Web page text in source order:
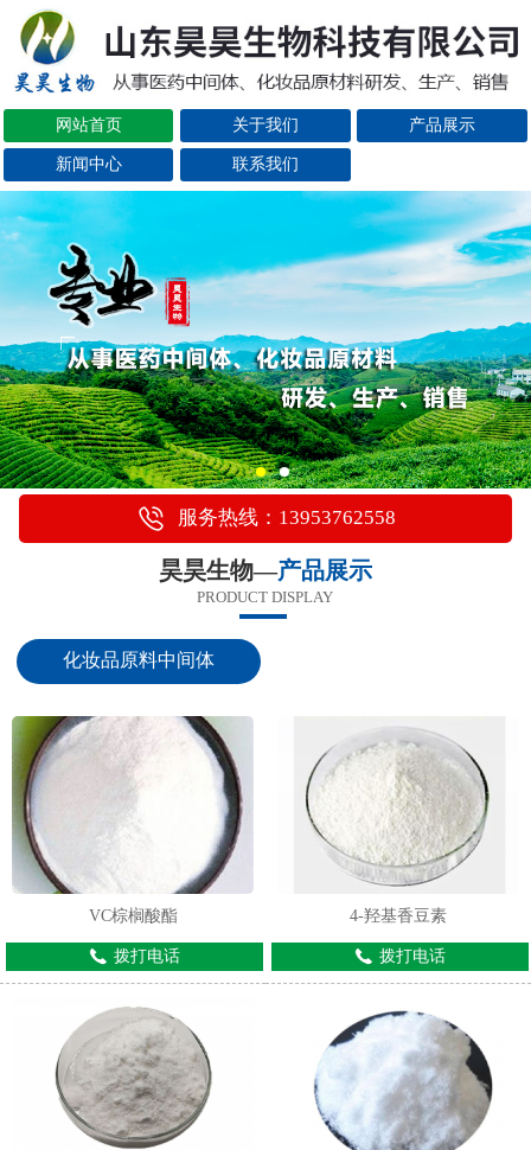
网站首页 关于我们 产品展示
新闻中心 联系我们
服务热线：13953762558
昊昊生物—产品展示
PRODUCT DISPLAY
化妆品原料中间体
VC棕榈酸酯
拨打电话
4-羟基香豆素
拨打电话